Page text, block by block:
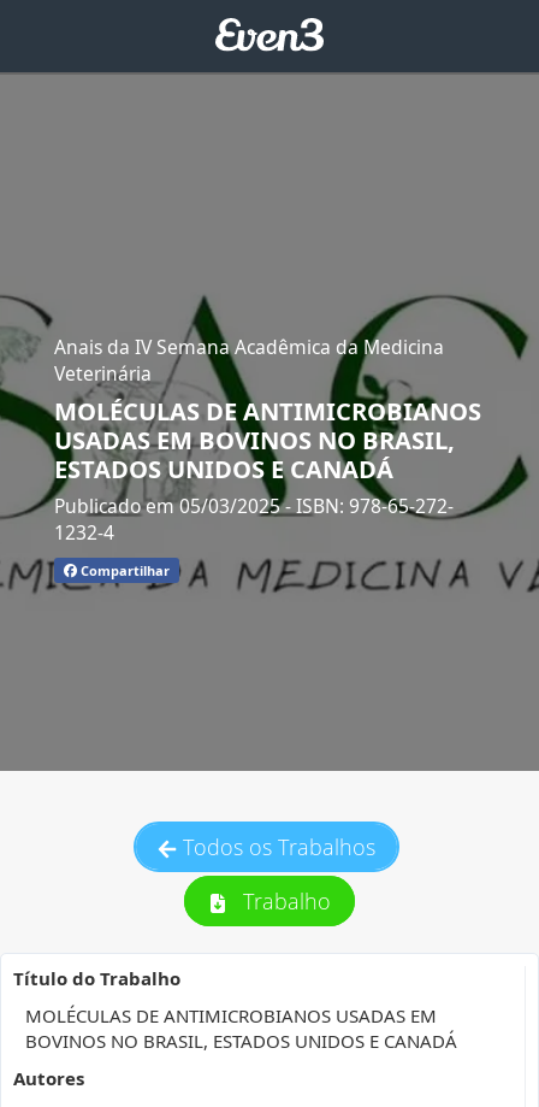
Anais da IV Semana Acadêmica da Medicina
Veterinária
MOLÉCULAS DE ANTIMICROBIANOS
USADAS EM BOVINOS NO BRASIL,
ESTADOS UNIDOS E CANADÁ
Publicado em 05/03/2025- ISBN: 978-65-272-
1232-4
Compartilhar
Todos os Trabalhos
Trabalho
Título do Trabalho
MOLÉCULAS DE ANTIMICROBIANOS USADAS EM
BOVINOS NO BRASIL, ESTADOS UNIDOS E CANADÁ
Autores